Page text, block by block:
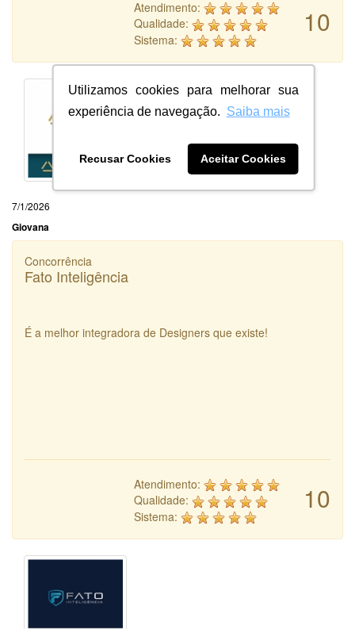
Utilizamos cookies para melhorar sua
experiência de navegação. Saiba mais
Recusar Cookies Aceitar Cookies
10
Atendimento:
Qualidade:
Sistema:
7/1/2026
Giovana
Concorrência
Fato Inteligência
É a melhor integradora de Designers que existe!
10
Atendimento:
Qualidade:
Sistema: